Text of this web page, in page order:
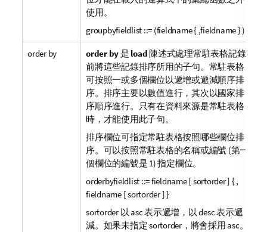
使用。
groupbyfieldlist ::= (fieldname { ,fieldname } )
order by order by是 load 陳述式處理常駐表格記錄
前將這些記錄排序所用的子句。常駐表格
可按照一或多個欄位以遞增或遞減順序排
序。排序主要以數值進行，其次以國家排
序順序進行。只有在資料來源是常駐表格
時，才能使用此子句。
排序欄位可指定常駐表格按照哪些欄位排
序。可以按照常駐表格的名稱或編號 (第一
個欄位的編號是 1) 指定欄位。
orderbyfieldlist ::= fieldname [ sortorder ] { ,
fieldname [ sortorder ] }
sortorder以asc表示遞增，以desc表示遞
減。如果未指定sortorder，將會採用asc。